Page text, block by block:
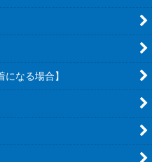
になる場合】